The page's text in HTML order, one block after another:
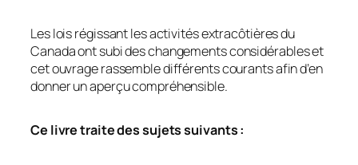
Les lois régissant les activités extracôtières du
Canada ont subi des changements considérables et
cet ouvrage rassemble différents courants afin d’en
donner un aperçu compréhensible.
Ce livre traite des sujets suivants :